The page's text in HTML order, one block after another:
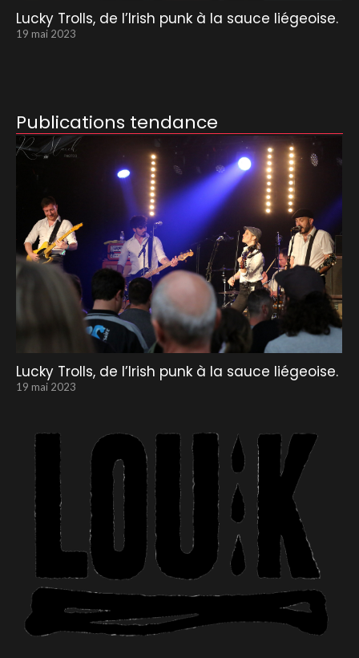
Lucky Trolls, de l’Irish punk à la sauce liégeoise.
19 mai 2023
Publications tendance
Lucky Trolls, de l’Irish punk à la sauce liégeoise.
19 mai 2023